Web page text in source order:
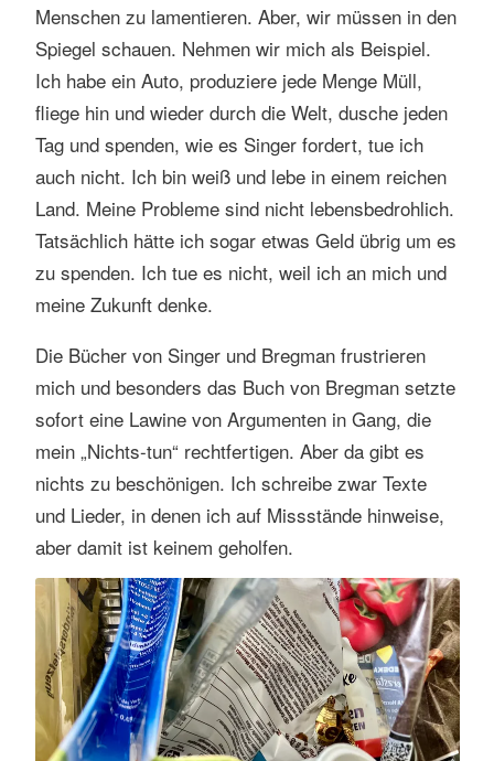
Menschen zu lamentieren. Aber, wir müssen in den
Spiegel schauen. Nehmen wir mich als Beispiel.
Ich habe ein Auto, produziere jede Menge Müll,
fliege hin und wieder durch die Welt, dusche jeden
Tag und spenden, wie es Singer fordert, tue ich
auch nicht. Ich bin weiß und lebe in einem reichen
Land. Meine Probleme sind nicht lebensbedrohlich.
Tatsächlich hätte ich sogar etwas Geld übrig um es
zu spenden. Ich tue es nicht, weil ich an mich und
meine Zukunft denke.
Die Bücher von Singer und Bregman frustrieren
mich und besonders das Buch von Bregman setzte
sofort eine Lawine von Argumenten in Gang, die
mein „Nichts-tun“ rechtfertigen. Aber da gibt es
nichts zu beschönigen. Ich schreibe zwar Texte
und Lieder, in denen ich auf Missstände hinweise,
aber damit ist keinem geholfen.